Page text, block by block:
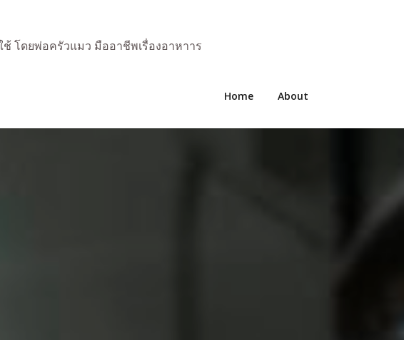
โดยพ่อครัวแมว มืออาชีพเรื่องอาหาาร
Home About